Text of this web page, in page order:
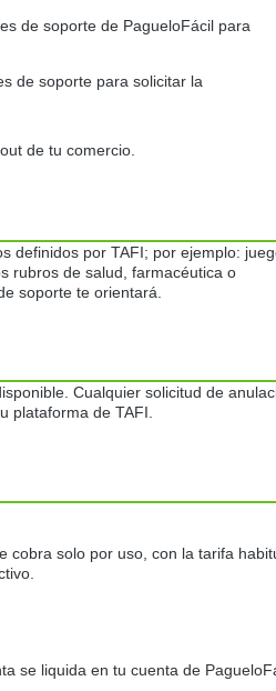
de soporte de PagueloFácil para
de soporte para solicitar la
de tu comercio.
definidos por TAFI; por ejemplo:
rubros de salud, farmacéutica o
soporte te orientará.
Cualquier solicitud de
plataforma de TAFI.
cobra solo por uso, con la tarifa
se liquida en tu cuenta de